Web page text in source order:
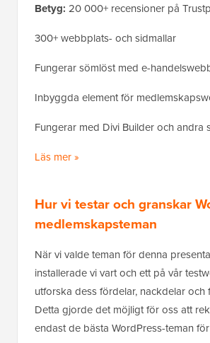
Betyg: 20 000+ recensioner på
300+ webbplats- och sidmallar
Fungerar sömlöst med e-
Inbyggda element för
Fungerar med Divi Builder och andra
Läs mer »
Hur vi testar och granskar
medlemskapsteman
När vi valde teman för denna
installerade vi vart och ett på vår
utforska dess fördelar, nackdelar och
Detta gjorde det möjligt för oss att
endast de bästa WordPress-teman för